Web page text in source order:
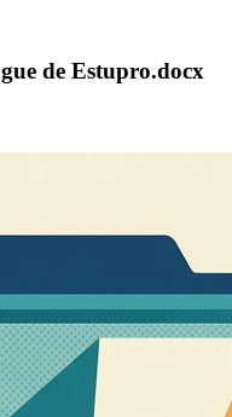
de Estupro.docx